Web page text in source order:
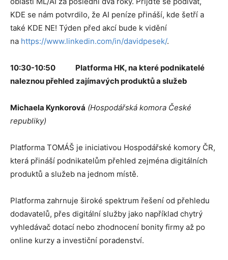
KDE se nám potvrdilo, že AI peníze přináší, kde šetří a
také KDE NE! Týden před akcí bude k vidění
na https://www.linkedin.com/in/davidpesek/.
10:30-10:50 Platforma HK, na které podnikatelé
naleznou přehled zajímavých produktů a služeb
Michaela Kynkorová (Hospodářská komora České
republiky)
Platforma TOMÁŠ je iniciativou Hospodářské komory ČR,
která přináší podnikatelům přehled zejména digitálních
produktů a služeb na jednom místě.
Platforma zahrnuje široké spektrum řešení od přehledu
dodavatelů, přes digitální služby jako například chytrý
vyhledávač dotací nebo zhodnocení bonity firmy až po
online kurzy a investiční poradenství.